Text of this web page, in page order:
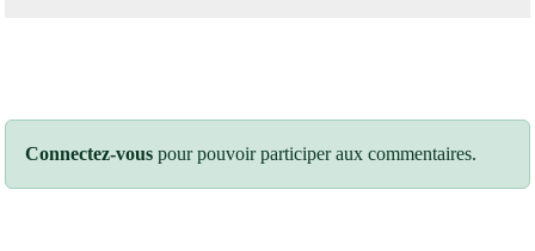
Connectez-vous pour pouvoir participer aux commentaires.